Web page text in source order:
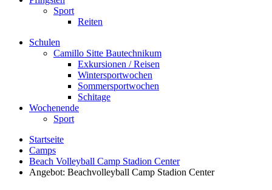
Sport
Reiten
Schulen
Camillo Sitte Bautechnikum
Exkursionen / Reisen
Wintersportwochen
Sommersportwochen
Schitage
Wochenende
Sport
Startseite
Camps
Beach Volleyball Camp Stadion Center
Angebot: Beachvolleyball Camp Stadion Center